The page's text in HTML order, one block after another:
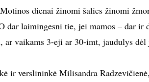
dienai žinomi šalies žinomi
dar laimingesni tie, jei mamos – dar ir
ar vaikams 3-eji ar 30-imt, jaudulys
ir verslininkė Milisandra